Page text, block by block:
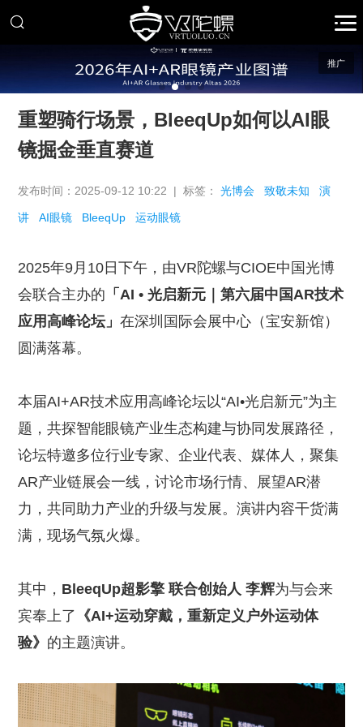
推广
重塑骑行场景，BleeqUp如何以AI眼
镜掘金垂直赛道
发布时间：2025-09-12 10:22 | 标签：光博会 致敬未知 演
讲 AI眼镜 BleeqUp 运动眼镜
2025年9月10日下午，由VR陀螺与CIOE中国光博
会联合主办的 「AI • 光启新元｜第六届中国AR技术
应用高峰论坛」在深圳国际会展中心（宝安新馆）
圆满落幕。
本届AI+AR技术应用高峰论坛以“AI•光启新元”为主
题，共探智能眼镜产业生态构建与协同发展路径，
论坛特邀多位行业专家、企业代表、媒体人，聚集
AR产业链展会一线，讨论市场行情、展望AR潜
力，共同助力产业的升级与发展。演讲内容干货满
满，现场气氛火爆。
其中， BleeqUp超影擎 联合创始人 李辉为与会来
宾奉上了 《AI+运动穿戴，重新定义户外运动体
验》 的主题演讲。